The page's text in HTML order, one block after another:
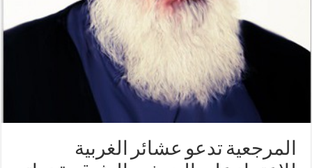
المرجعية تدعو عشائر الغربية